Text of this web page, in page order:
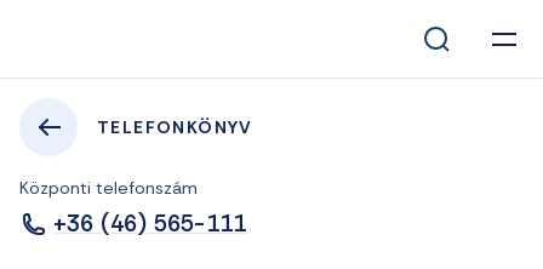
TELEFONKÖNYV
Központi telefonszám
+36 (46) 565-111